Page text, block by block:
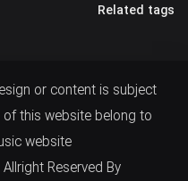
Related tags
or content is subject
this website belong to
website
Reserved By